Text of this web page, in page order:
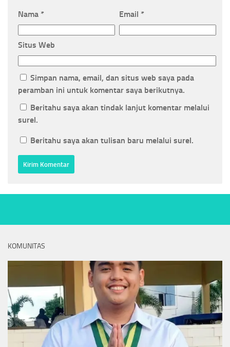
Nama * Email *
Situs Web
Simpan nama, email, dan situs web saya pada
peramban ini untuk komentar saya berikutnya.
Beritahu saya akan tindak lanjut komentar melalui
surel.
Beritahu saya akan tulisan baru melalui surel.
KOMUNITAS